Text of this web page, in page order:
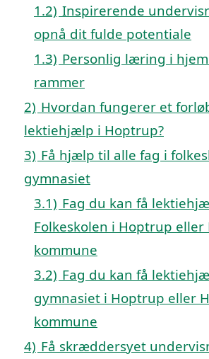
1.2) Inspirerende
opnå dit fulde potentiale
1.3) Personlig læring i
rammer
2) Hvordan fungerer et
lektiehjælp i Hoptrup?
3) Få hjælp til alle fag i
gymnasiet
3.1) Fag du kan få
Folkeskolen i Hoptrup eller
kommune
3.2) Fag du kan få
gymnasiet i Hoptrup eller
kommune
4) Få skræddersyet